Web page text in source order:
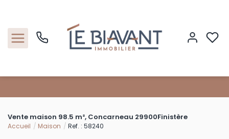
Nos biens
Vente maison 98.5 m², Concarneau 29900Finistère
Accueil Maison Ref. : 58240